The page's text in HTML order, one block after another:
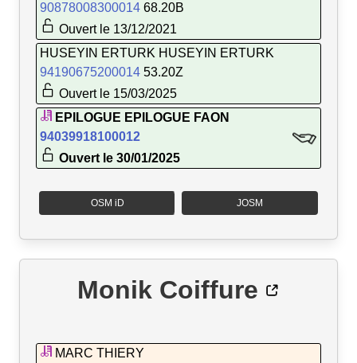
90878008300014 68.20B
Ouvert le 13/12/2021
HUSEYIN ERTURK HUSEYIN ERTURK
94190675200014 53.20Z
Ouvert le 15/03/2025
EPILOGUE EPILOGUE FAON
94039918100012
Ouvert le 30/01/2025
OSM iD JOSM
Monik Coiffure
MARC THIERY